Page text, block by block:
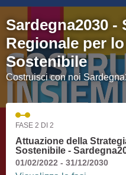
Sardegna2030 -
Regionale per
Sostenibile
Costruisci con noi
FASE 2 DI 2
Attuazione della
Sostenibile -
01/02/2022 - 31/12/2030